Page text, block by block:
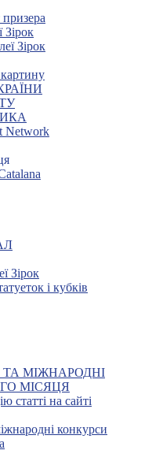
Зірок
Зірок
Network
Зірок
і кубків
ТА МІЖНАРОДНІ
МІСЯЦЯ
статті на сайті
конкурси